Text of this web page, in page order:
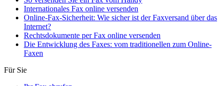
Internationales Fax online versenden
Online-Fax-Sicherheit: Wie sicher ist der Faxversand über das
Internet?
Rechtsdokumente per Fax online versenden
Die Entwicklung des Faxes: vom traditionellen zum Online-
Faxen
Für Sie